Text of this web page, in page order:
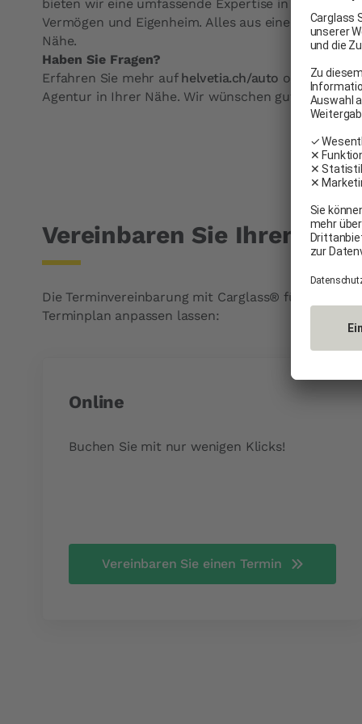
bieten wir eine umfassende Expertise in
Vermögen und Eigenheim. Alles aus einer Hand
Nähe.
Haben Sie Fragen?
Erfahren Sie mehr auf helvetia.ch/auto oder
Agentur in Ihrer Nähe. Wir wünschen gute Fahrt!
Vereinbaren Sie Ihren
Die Terminvereinbarung mit Carglass® für eine
Terminplan anpassen lassen:
Online
Buchen Sie mit nur wenigen Klicks!
Vereinbaren Sie einen Termin